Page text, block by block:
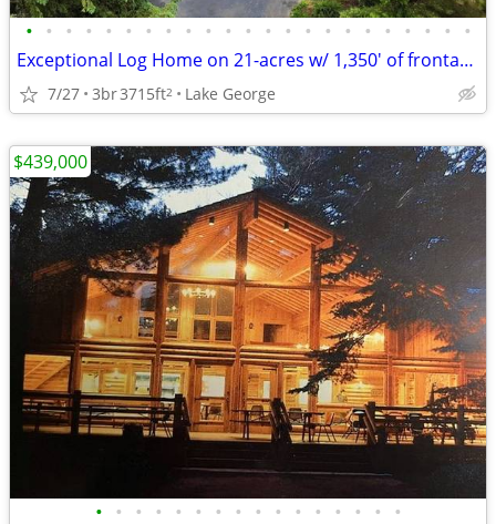
• • • • • • • • • • • • • • • • • • • • • • •
Exceptional Log Home on 21-acres w/ 1,350' of frontage on Lake George
7/27 3br3715ft2 Lake George
• • • • • • • • • • • • • • • •
$439,000